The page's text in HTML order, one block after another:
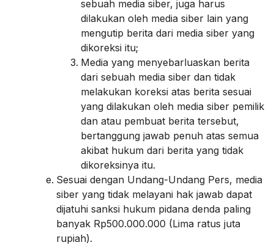
sebuah media siber, juga harus
dilakukan oleh media siber lain yang
mengutip berita dari media siber yang
dikoreksi itu;
Media yang menyebarluaskan berita
dari sebuah media siber dan tidak
melakukan koreksi atas berita sesuai
yang dilakukan oleh media siber pemilik
dan atau pembuat berita tersebut,
bertanggung jawab penuh atas semua
akibat hukum dari berita yang tidak
dikoreksinya itu.
Sesuai dengan Undang-Undang Pers, media
siber yang tidak melayani hak jawab dapat
dijatuhi sanksi hukum pidana denda paling
banyak Rp500.000.000 (Lima ratus juta
rupiah).